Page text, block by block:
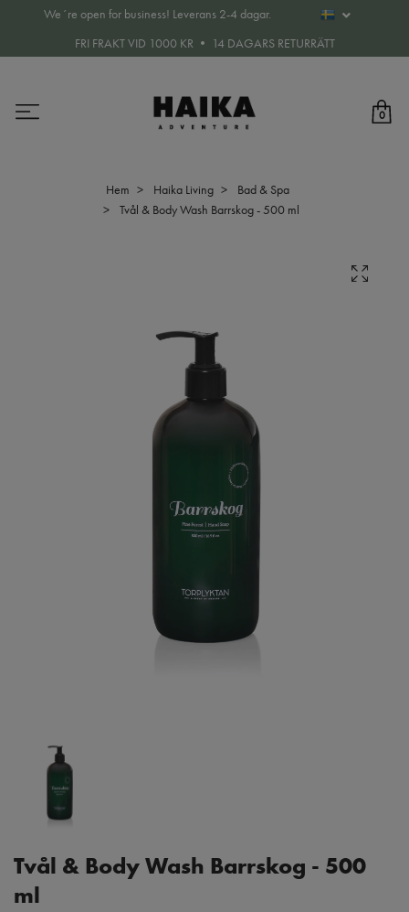
We´re open for business! Leverans 2-4 dagar.
FRI FRAKT VID 1000 KR • 14 DAGARS RETURRÄTT
0
Hem Haika Living
Bad & Spa
Tvål & Body Wash Barrskog - 500 ml
Tvål & Body Wash Barrskog - 500
ml